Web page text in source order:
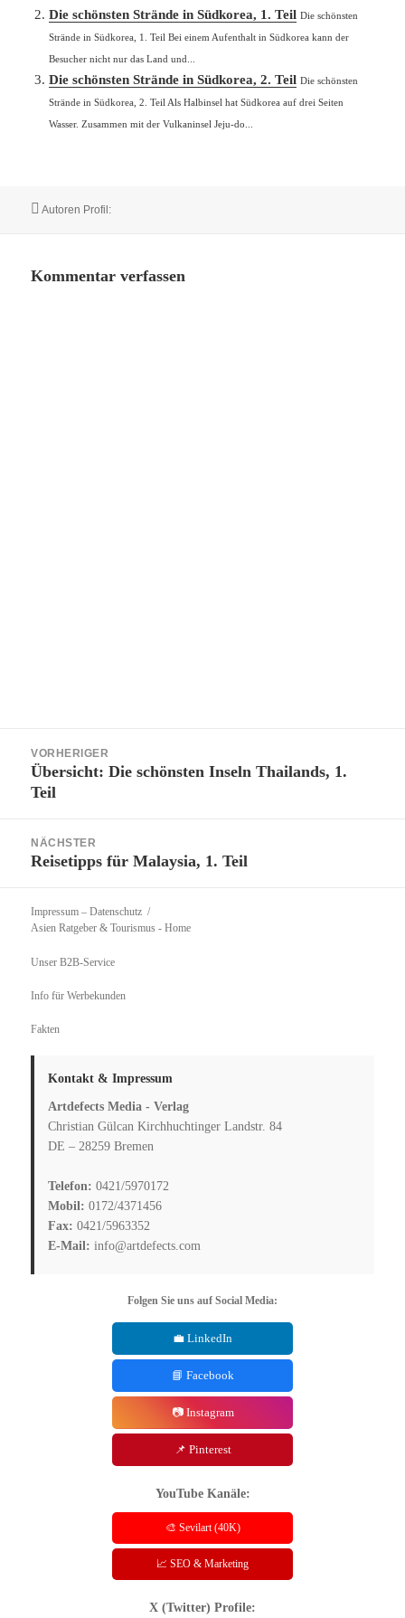
Die schönsten Strände in Südkorea, 1. Teil Die schönsten
Strände in Südkorea, 1. Teil Bei einem Aufenthalt in Südkorea kann der
Besucher nicht nur das Land und...
Die schönsten Strände in Südkorea, 2. Teil Die schönsten
Strände in Südkorea, 2. Teil Als Halbinsel hat Südkorea auf drei Seiten
Wasser. Zusammen mit der Vulkaninsel Jeju-do...
Autor
Autoren Profil:
Kommentar verfassen
VORHERIGER
Vorheriger
Beitrag:
Übersicht: Die schönsten Inseln Thailands, 1.
Teil
NÄCHSTER
Nächster
Reisetipps für Malaysia, 1. Teil
Impressum – Datenschutz
Asien Ratgeber & Tourismus - Home
Unser B2B-Service
Info für Werbekunden
Fakten
Kontakt & Impressum
Artdefects Media - Verlag
Christian Gülcan Kirchhuchtinger Landstr. 84
DE – 28259 Bremen
Telefon: 0421/5970172
Mobil: 0172/4371456
Fax: 0421/5963352
E-Mail: info@artdefects.com
Folgen Sie uns auf Social Media:
💼 LinkedIn
📘 Facebook
📷 Instagram
📌 Pinterest
YouTube Kanäle:
🎨 Sevilart (40K)
📈 SEO & Marketing
X (Twitter) Profile: